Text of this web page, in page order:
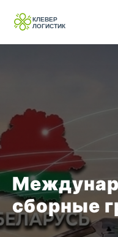
сборные